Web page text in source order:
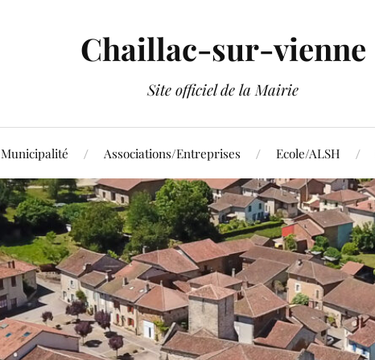
Chaillac-sur-vienne
Site officiel de la Mairie
Municipalité Associations/Entreprises Ecole/ALSH